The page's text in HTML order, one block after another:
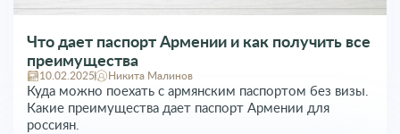
Что дает паспорт Армении и как получить все
преимущества
10.02.2025 Никита Малинов
Куда можно поехать с армянским паспортом без визы.
Какие преимущества дает паспорт Армении для
россиян.